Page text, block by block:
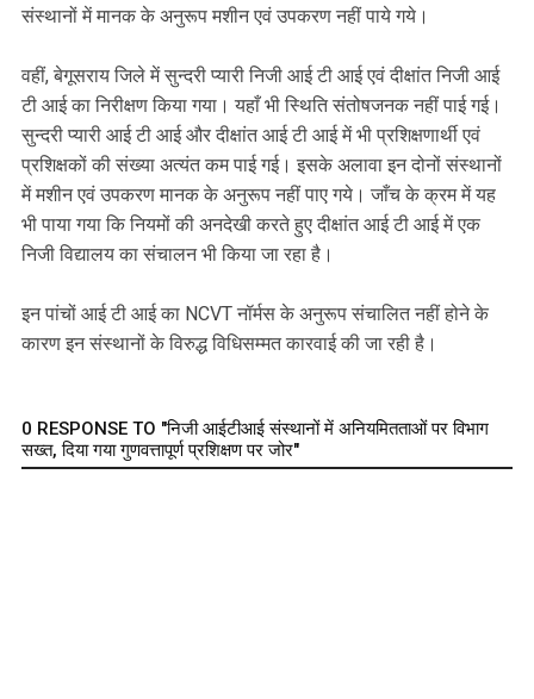
संस्थानों में मानक के अनुरूप मशीन एवं उपकरण नहीं पाये गये।
वहीं, बेगूसराय जिले में सुन्दरी प्यारी निजी आई टी आई एवं दीक्षांत निजी आई
टी आई का निरीक्षण किया गया। यहाँ भी स्थिति संतोषजनक नहीं पाई गई।
सुन्दरी प्यारी आई टी आई और दीक्षांत आई टी आई में भी प्रशिक्षणार्थी एवं
प्रशिक्षकों की संख्या अत्यंत कम पाई गई। इसके अलावा इन दोनों संस्थानों
में मशीन एवं उपकरण मानक के अनुरूप नहीं पाए गये। जाँच के क्रम में यह
भी पाया गया कि नियमों की अनदेखी करते हुए दीक्षांत आई टी आई में एक
निजी विद्यालय का संचालन भी किया जा रहा है।
इन पांचों आई टी आई का NCVT नॉर्मस के अनुरूप संचालित नहीं होने के
कारण इन संस्थानों के विरुद्ध विधिसम्मत कारवाई की जा रही है।
0 RESPONSE TO "निजी आईटीआई संस्थानों में अनियमितताओं पर विभाग
सख्त, दिया गया गुणवत्तापूर्ण प्रशिक्षण पर जोर"